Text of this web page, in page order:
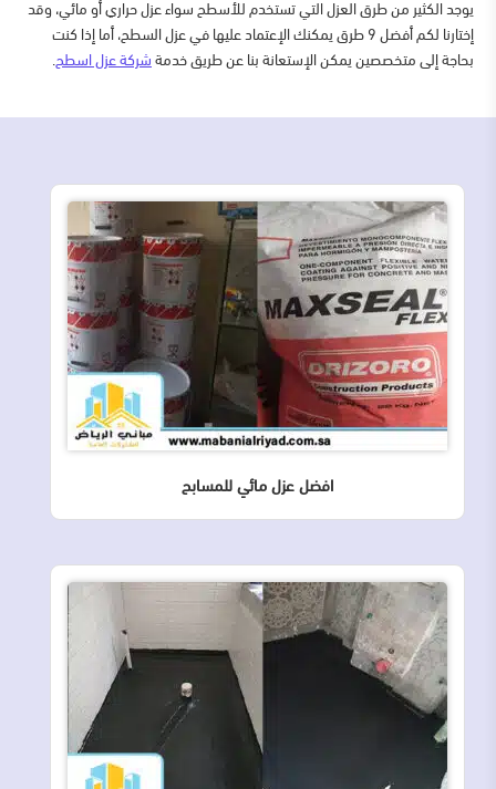
يوجد الكثير من طرق العزل التي تستخدم للأسطح سواء عزل حراري أو مائي، وقد
إختارنا لكم أفضل 9 طرق يمكنك الإعتماد عليها في عزل السطح، أما إذا كنت
بحاجة إلى متخصصين يمكن الإستعانة بنا عن طريق خدمةشركة عزل اسطح.
افضل عزل مائي للمسابح